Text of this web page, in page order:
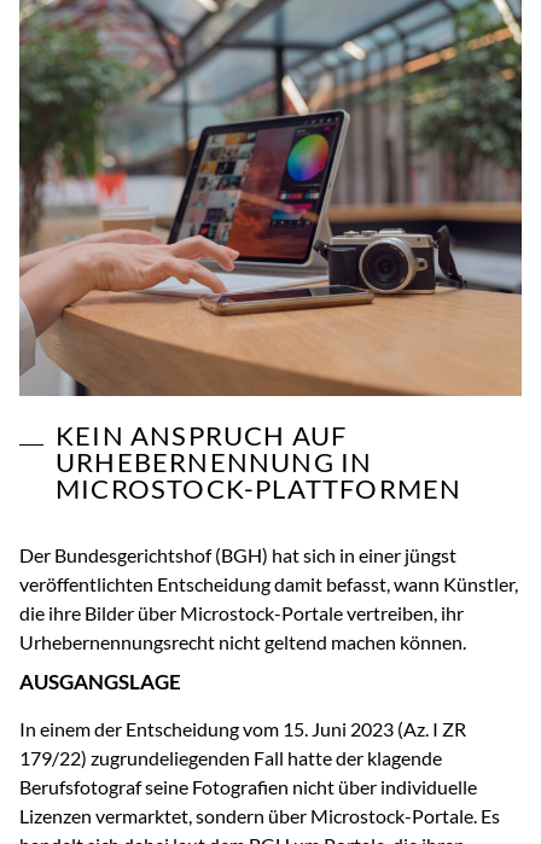
KEIN ANSPRUCH AUF
URHEBERNENNUNG IN
MICROSTOCK-PLATTFORMEN
Der Bundesgerichtshof (BGH) hat sich in einer jüngst
veröffentlichten Entscheidung damit befasst, wann Künstler,
die ihre Bilder über Microstock-Portale vertreiben, ihr
Urhebernennungsrecht nicht geltend machen können.
AUSGANGSLAGE
In einem der Entscheidung vom 15. Juni 2023 (Az. I ZR
179/22) zugrundeliegenden Fall hatte der klagende
Berufsfotograf seine Fotografien nicht über individuelle
Lizenzen vermarktet, sondern über Microstock-Portale. Es